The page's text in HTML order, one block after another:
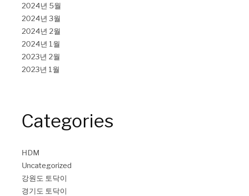
2024년 5월
2024년 3월
2024년 2월
2024년 1월
2023년 2월
2023년 1월
Categories
HDM
Uncategorized
강원도 토닥이
경기도 토닥이